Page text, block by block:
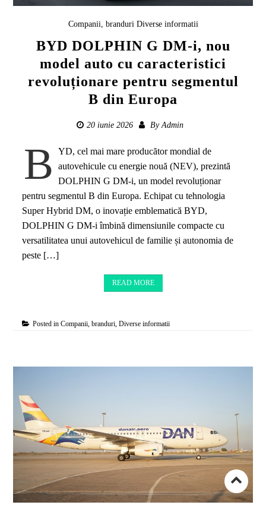
Companii, branduri Diverse informatii
BYD DOLPHIN G DM-i, nou
model auto cu caracteristici
revoluționare pentru segmentul
B din Europa
20 iunie 2026 By Admin
B
YD, cel mai mare producător mondial de
autovehicule cu energie nouă (NEV), prezintă
DOLPHIN G DM-i, un model revoluționar
pentru segmentul B din Europa. Echipat cu tehnologia
Super Hybrid DM, o inovație emblematică BYD,
DOLPHIN G DM-i îmbină dimensiunile compacte cu
versatilitatea unui autovehicul de familie și autonomia de
peste […]
READ MORE
Posted inCompanii, branduri,Diverse informatii